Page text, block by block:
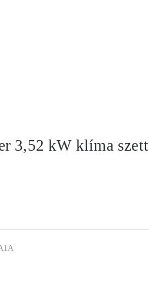
3,52 kW klíma szett